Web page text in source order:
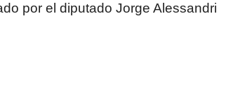
por el diputado Jorge Alessandri